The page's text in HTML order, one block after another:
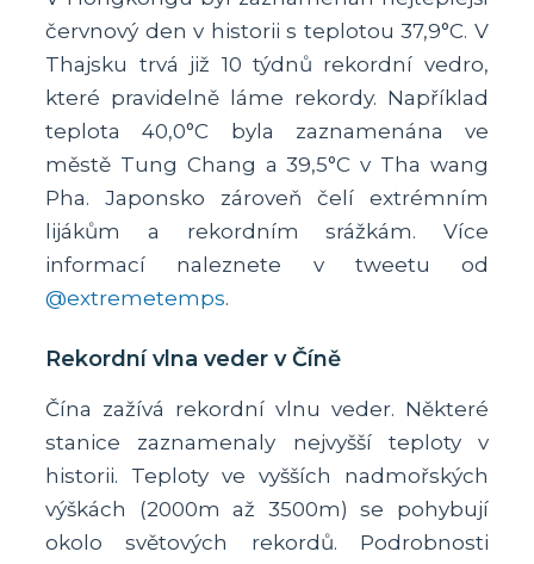
červnový den v historii s teplotou 37,9°C. V
Thajsku trvá již 10 týdnů rekordní vedro,
které pravidelně láme rekordy. Například
teplota 40,0°C byla zaznamenána ve
městě Tung Chang a 39,5°C v Tha wang
Pha. Japonsko zároveň čelí extrémním
lijákům a rekordním srážkám. Více
informací naleznete v tweetu od
@extremetemps.
Rekordní vlna veder v Číně
Čína zažívá rekordní vlnu veder. Některé
stanice zaznamenaly nejvyšší teploty v
historii. Teploty ve vyšších nadmořských
výškách (2000m až 3500m) se pohybují
okolo světových rekordů. Podrobnosti